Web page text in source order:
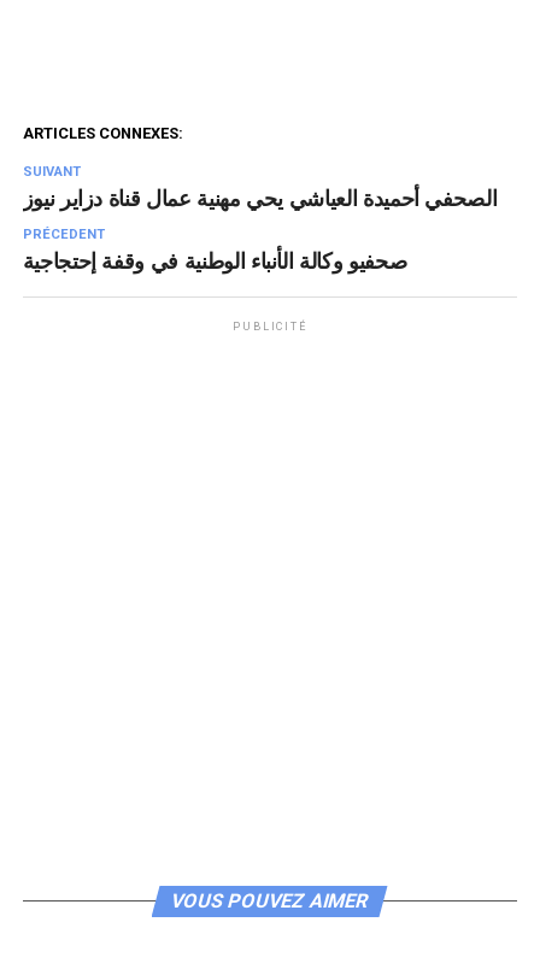
ARTICLES CONNEXES:
SUIVANT
الصحفي أحميدة العياشي يحي مهنية عمال قناة دزاير نيوز
PRÉCEDENT
صحفيو وكالة الأنباء الوطنية في وقفة إحتجاجية
PUBLICITÉ
VOUS POUVEZ AIMER